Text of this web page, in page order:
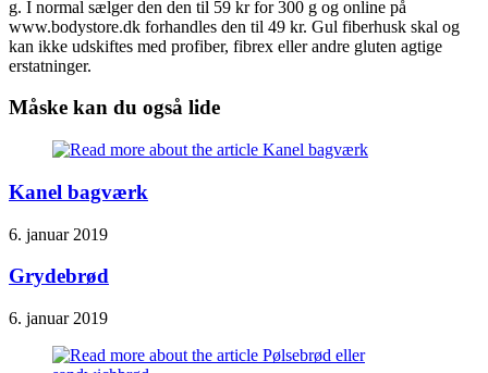
g. I normal sælger den den til 59 kr for 300 g og online på
www.bodystore.dk forhandles den til 49 kr. Gul fiberhusk skal og
kan ikke udskiftes med profiber, fibrex eller andre gluten agtige
erstatninger.
Måske kan du også lide
Kanel bagværk
6. januar 2019
Grydebrød
6. januar 2019